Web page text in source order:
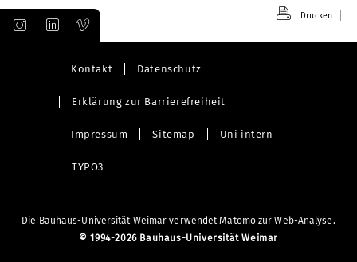
Drucken
Kontakt Datenschutz
Erklärung zur Barrierefreiheit
Impressum Sitemap Uni intern
TYPO3
Die Bauhaus-Universität Weimar verwendet Matomo zur Web-Analyse.
© 1994-2026 Bauhaus-Universität Weimar